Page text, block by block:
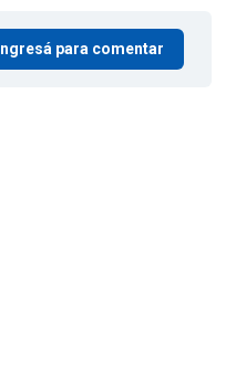
Ingresá para comentar